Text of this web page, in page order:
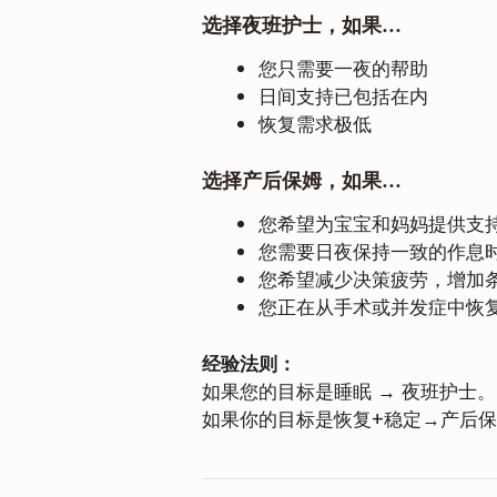
选择夜班护士，如果…
您只需要一夜的帮助
日间支持已包括在内
恢复需求极低
选择产后保姆，如果…
您希望为宝宝和妈妈提供支
您需要日夜保持一致的作息
您希望减少决策疲劳，增加
您正在从手术或并发症中恢
经验法则：
如果您的目标是睡眠 → 夜班护士。
如果你的目标是恢复+稳定→产后保